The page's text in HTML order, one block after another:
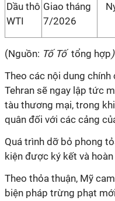
Dầu thô
WTI
Giao tháng
7/2026
(Nguồn: Tố Tố tổng hợp)
Theo các nội dung chính
Tehran sẽ ngay lập tức
tàu thương mại, trong
quân đối với các cảng
Quá trình dỡ bỏ phong
kiện được ký kết và
Theo thỏa thuận, Mỹ
biện pháp trừng phạt